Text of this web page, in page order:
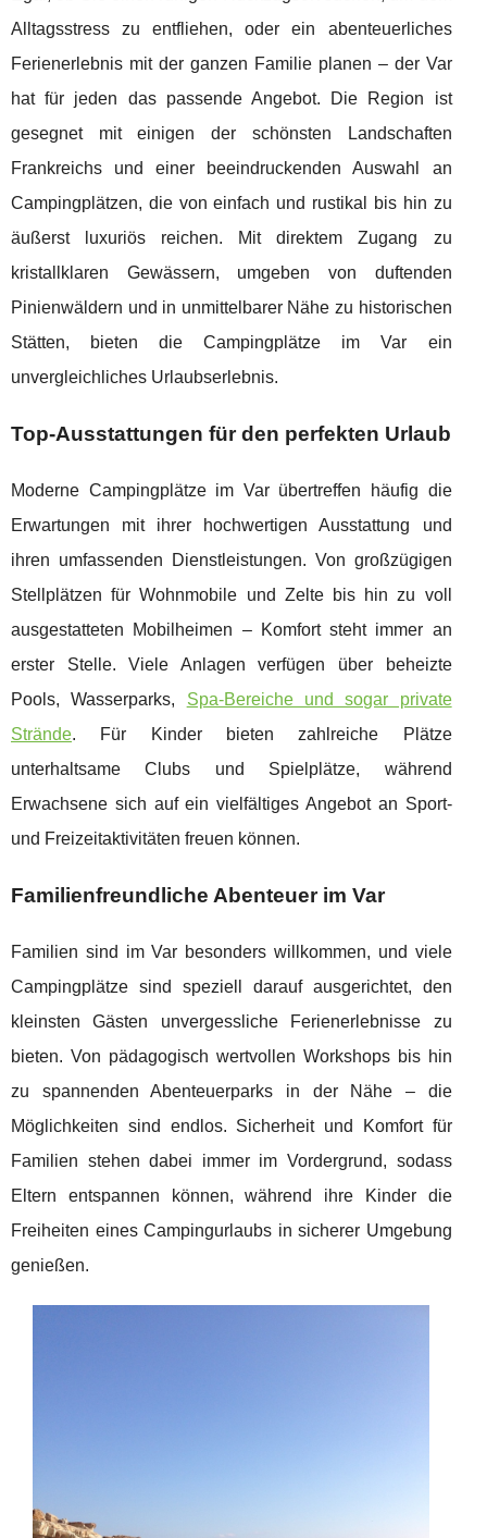
Alltagsstress zu entfliehen, oder ein abenteuerliches
Ferienerlebnis mit der ganzen Familie planen – der Var
hat für jeden das passende Angebot. Die Region ist
gesegnet mit einigen der schönsten Landschaften
Frankreichs und einer beeindruckenden Auswahl an
Campingplätzen, die von einfach und rustikal bis hin zu
äußerst luxuriös reichen. Mit direktem Zugang zu
kristallklaren Gewässern, umgeben von duftenden
Pinienwäldern und in unmittelbarer Nähe zu historischen
Stätten, bieten die Campingplätze im Var ein
unvergleichliches Urlaubserlebnis.
Top-Ausstattungen für den perfekten Urlaub
Moderne Campingplätze im Var übertreffen häufig die
Erwartungen mit ihrer hochwertigen Ausstattung und
ihren umfassenden Dienstleistungen. Von großzügigen
Stellplätzen für Wohnmobile und Zelte bis hin zu voll
ausgestatteten Mobilheimen – Komfort steht immer an
erster Stelle. Viele Anlagen verfügen über beheizte
Pools, Wasserparks, Spa-Bereiche und sogar private
Strände. Für Kinder bieten zahlreiche Plätze
unterhaltsame Clubs und Spielplätze, während
Erwachsene sich auf ein vielfältiges Angebot an Sport-
und Freizeitaktivitäten freuen können.
Familienfreundliche Abenteuer im Var
Familien sind im Var besonders willkommen, und viele
Campingplätze sind speziell darauf ausgerichtet, den
kleinsten Gästen unvergessliche Ferienerlebnisse zu
bieten. Von pädagogisch wertvollen Workshops bis hin
zu spannenden Abenteuerparks in der Nähe – die
Möglichkeiten sind endlos. Sicherheit und Komfort für
Familien stehen dabei immer im Vordergrund, sodass
Eltern entspannen können, während ihre Kinder die
Freiheiten eines Campingurlaubs in sicherer Umgebung
genießen.